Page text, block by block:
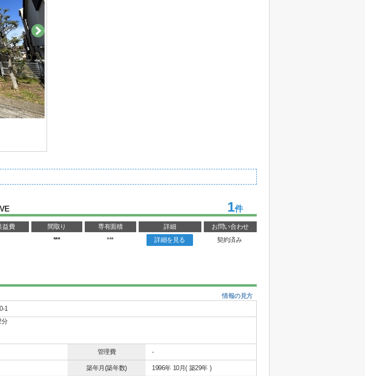
1件
益費 間取り 専有面積 詳細
お問い合わせ
*** *** 詳細を見る
契約済み
情報の見方
1
分
管理費 -
築年月(築年数) 1996年 10月( 築29年 )